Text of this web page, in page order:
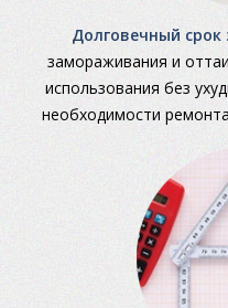
Долговечный срок
замораживания и
использования без
необходимости